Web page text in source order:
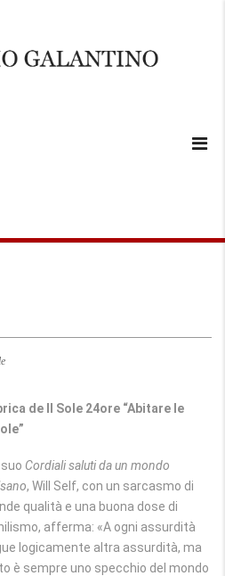
de Il Sole 24ore “Abitare le
suo Cordiali saluti da un mondo
, Will Self, con un sarcasmo di
qualità e una buona dose di
afferma: «A ogni assurdità
logicamente altra assurdità, ma
è sempre uno specchio del mondo